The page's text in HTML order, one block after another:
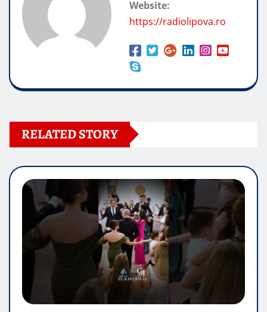
Website:
https://radiolipova.ro
RELATED STORY